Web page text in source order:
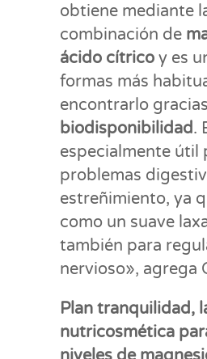
obtiene mediante
combinación de
ácido cítrico y es
formas más
encontrarlo
biodisponibilidad.
especialmente útil
problemas
estreñimiento, ya
como un suave
también para
nervioso», agrega
Plan tranquilidad,
nutricosmética